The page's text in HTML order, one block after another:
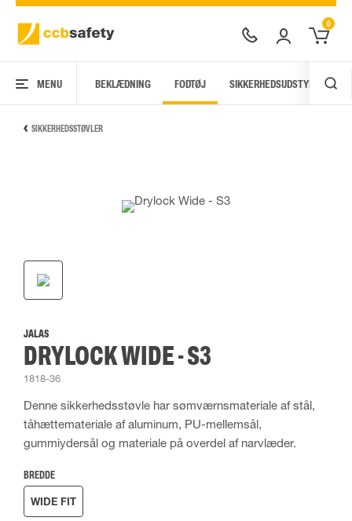
0
MENU BEKLÆDNING FODTØJ SIKKERHEDSUDSTYR
SIKKERHEDSSTØVLER
JALAS
DRYLOCK WIDE - S3
1818-36
Denne sikkerhedsstøvle har sømværnsmateriale af stål,
tåhættemateriale af aluminum, PU-mellemsål,
gummiydersål og materiale på overdel af narvlæder.
BREDDE
WIDE FIT